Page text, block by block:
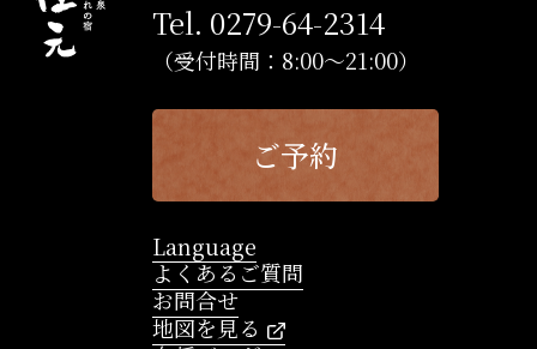
Tel. 0279-64-2314
（受付時間：8:00～21:00）
ご予約
Language
よくあるご質問
お問合せ
地図を見る